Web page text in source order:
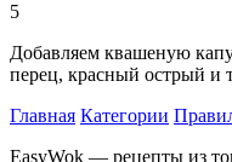
5
Добавляем квашеную
перец, красный острый и
Главная Категории
EasyWok — рецепты из